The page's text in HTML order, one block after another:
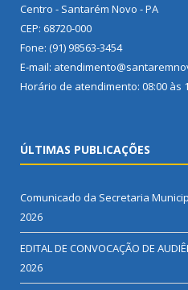
Centro - Santarém Novo - PA
CEP: 68720-000
Fone: (91) 98563-3454
E-mail:
Horário de atendimento: 08:00 às
ÚLTIMAS PUBLICAÇÕES
Comunicado da Secretaria
2026
EDITAL DE CONVOCAÇÃO DE
2026